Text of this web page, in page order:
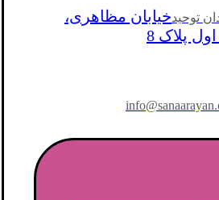
توحیدخیابان مظاهری،
پلاک 8